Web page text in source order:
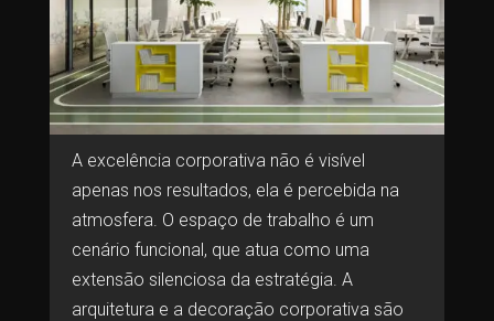
A excelência corporativa não é visível
apenas nos resultados, ela é percebida na
atmosfera. O espaço de trabalho é um
cenário funcional, que atua como uma
extensão silenciosa da estratégia. A
arquitetura e a decoração corporativa são